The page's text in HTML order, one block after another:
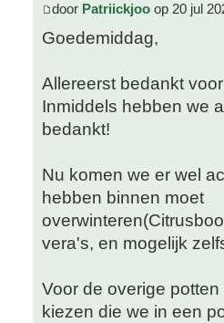
door Patriickjoo op 20 jul
Goedemiddag,
Allereerst bedankt
Inmiddels hebben we
bedankt!
Nu komen we er wel
hebben binnen moet
vera's, en mogelijk
Voor de overige
kiezen die we in een